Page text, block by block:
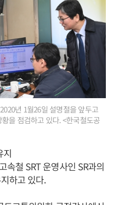
년 1월26일 설명절을 앞두고
을 점검하고 있다. <한국철도공
지
속철 SRT 운영사인 SR과의
하고 있다.